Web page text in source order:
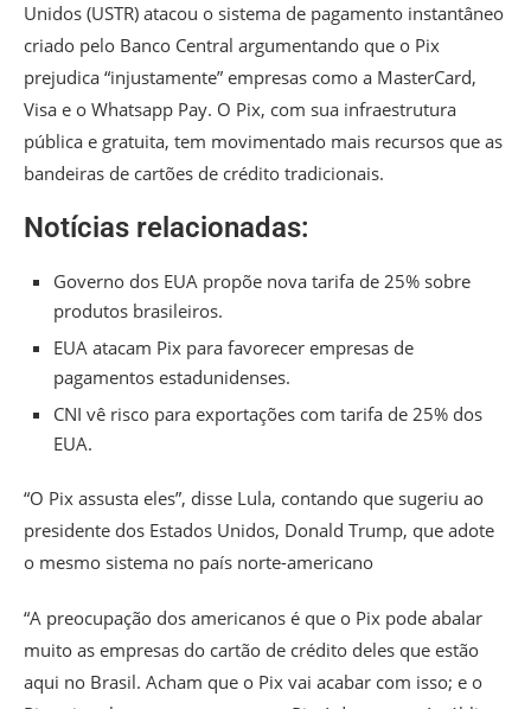
Unidos (USTR) atacou o sistema de pagamento instantâneo
criado pelo Banco Central argumentando que o Pix
prejudica “injustamente” empresas como a MasterCard,
Visa e o Whatsapp Pay. O Pix, com sua infraestrutura
pública e gratuita, tem movimentado mais recursos que as
bandeiras de cartões de crédito tradicionais.
Notícias relacionadas:
Governo dos EUA propõe nova tarifa de 25% sobre
produtos brasileiros.
EUA atacam Pix para favorecer empresas de
pagamentos estadunidenses.
CNI vê risco para exportações com tarifa de 25% dos
EUA.
“O Pix assusta eles”, disse Lula, contando que sugeriu ao
presidente dos Estados Unidos, Donald Trump, que adote
o mesmo sistema no país norte-americano
“A preocupação dos americanos é que o Pix pode abalar
muito as empresas do cartão de crédito deles que estão
aqui no Brasil. Acham que o Pix vai acabar com isso; e o